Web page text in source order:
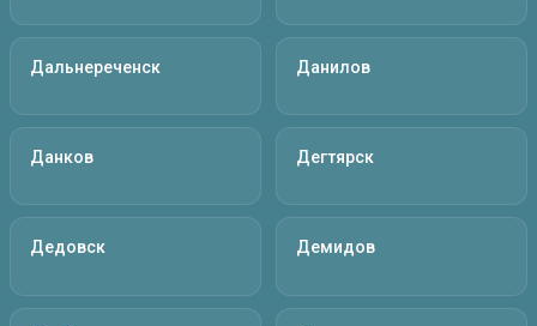
Дальнереченск Данилов
Данков Дегтярск
Дедовск Демидов